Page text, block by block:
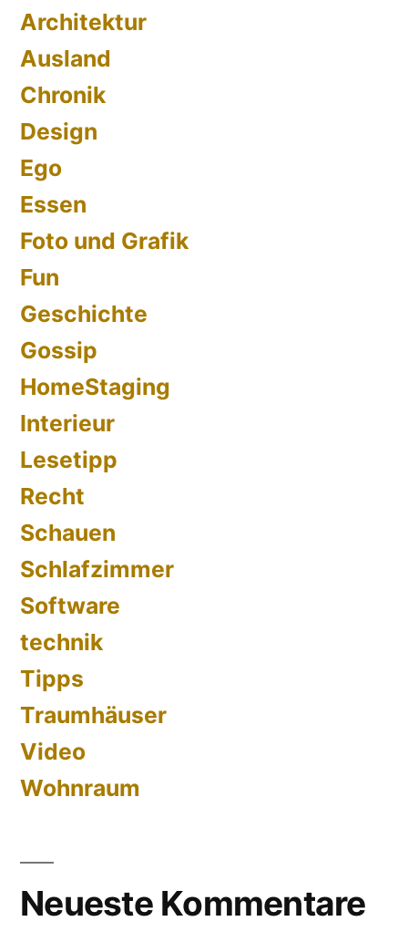
Architektur
Ausland
Chronik
Design
Ego
Essen
Foto und Grafik
Fun
Geschichte
Gossip
HomeStaging
Interieur
Lesetipp
Recht
Schauen
Schlafzimmer
Software
technik
Tipps
Traumhäuser
Video
Wohnraum
Neueste Kommentare